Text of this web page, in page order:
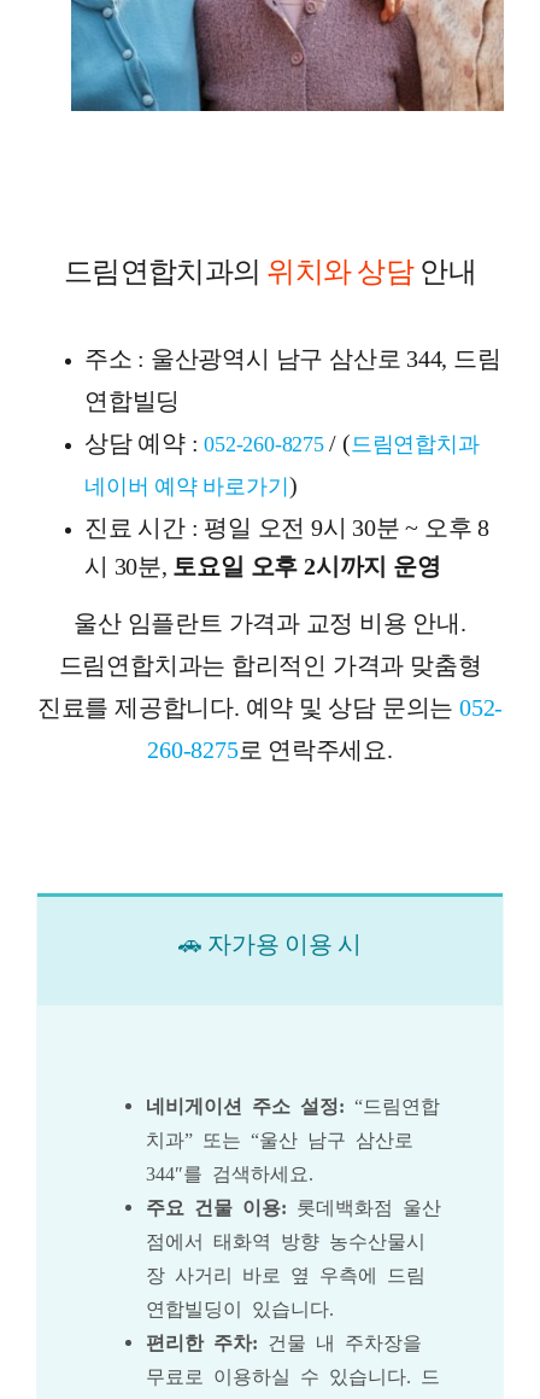
드림연합치과의 위치와 상담 안내
주소 : 울산광역시 남구 삼산로 344, 드림
연합빌딩
상담 예약 :052-260-8275/ (드림연합치과
네이버 예약 바로가기 )
진료 시간 : 평일 오전 9시 30분 ~ 오후 8
시 30분, 토요일 오후 2시까지 운영
울산 임플란트 가격과 교정 비용 안내.
드림연합치과는 합리적인 가격과 맞춤형
진료를 제공합니다. 예약 및 상담 문의는 052-
260-8275로 연락주세요.
🚗 자가용 이용 시
네비게이션 주소 설정: “드림연합
치과” 또는 “울산 남구 삼산로
344″를 검색하세요.
주요 건물 이용: 롯데백화점 울산
점에서 태화역 방향 농수산물시
장 사거리 바로 옆 우측에 드림
연합빌딩이 있습니다.
편리한 주차: 건물 내 주차장을
무료로 이용하실 수 있습니다. 드